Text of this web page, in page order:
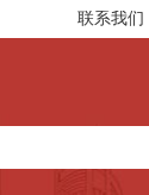
联系我们